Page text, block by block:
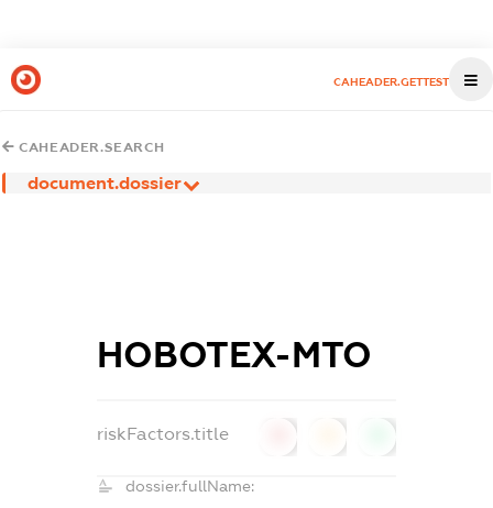
CAHEADER.GETTEST
CAHEADER.SEARCH
document.dossier
НОВОТЕХ-МТО
riskFactors.title
dossier.fullName: